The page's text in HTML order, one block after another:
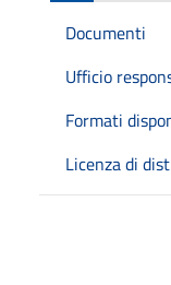
Documenti
Ufficio
Formati
Licenza di